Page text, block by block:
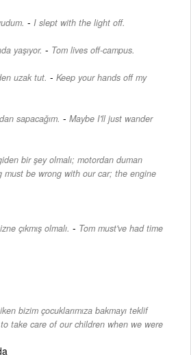
- I slept with the light off.
yaşıyor. - Tom lives off-campus.
uzak tut. - Keep your hands off my
sapacağım. - Maybe I'll just wander
bir şey olmalı; motordan duman
must be wrong with our car; the engine
çıkmış olmalı. - Tom must've had time
bizim çocuklarımıza bakmayı teklif
take care of our children when we were